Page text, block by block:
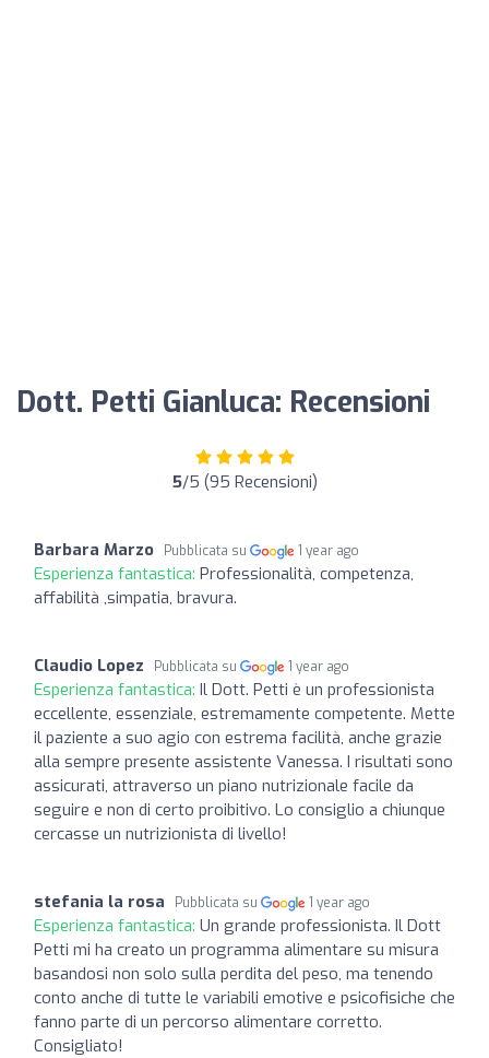
Dott. Petti Gianluca: Recensioni
5/5 (95 Recensioni)
Barbara Marzo Pubblicata su 1 year ago
Esperienza fantastica: Professionalità, competenza,
affabilità ,simpatia, bravura.
Claudio Lopez Pubblicata su 1 year ago
Esperienza fantastica: Il Dott. Petti è un professionista
eccellente, essenziale, estremamente competente. Mette
il paziente a suo agio con estrema facilità, anche grazie
alla sempre presente assistente Vanessa. I risultati sono
assicurati, attraverso un piano nutrizionale facile da
seguire e non di certo proibitivo. Lo consiglio a chiunque
cercasse un nutrizionista di livello!
stefania la rosa Pubblicata su 1 year ago
Esperienza fantastica: Un grande professionista. Il Dott
Petti mi ha creato un programma alimentare su misura
basandosi non solo sulla perdita del peso, ma tenendo
conto anche di tutte le variabili emotive e psicofisiche che
fanno parte di un percorso alimentare corretto.
Consigliato!